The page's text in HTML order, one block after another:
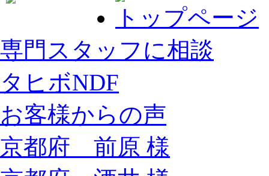
トップページ
専門スタッフに相談
タヒボNDF
お客様からの声
京都府 前原 様